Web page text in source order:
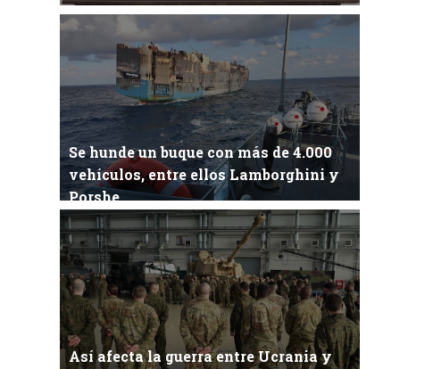
Anuncio de Ferrari¿Sabías por qué las marcas
automovilísticas más prestigiosas del m...
Se hunde un buque con más de 4.000
vehículos, entre ellos Lamborghini y
Porshe
Más de 4.000 vehículos pertenecientes a las
marcas Lamborghini y Porsche (entre otras) han...
Así afecta la guerra entre Ucrania y